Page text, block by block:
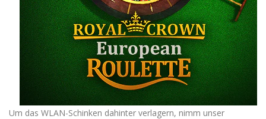
Um das WLAN-Schinken dahinter verlagern, nimm unser